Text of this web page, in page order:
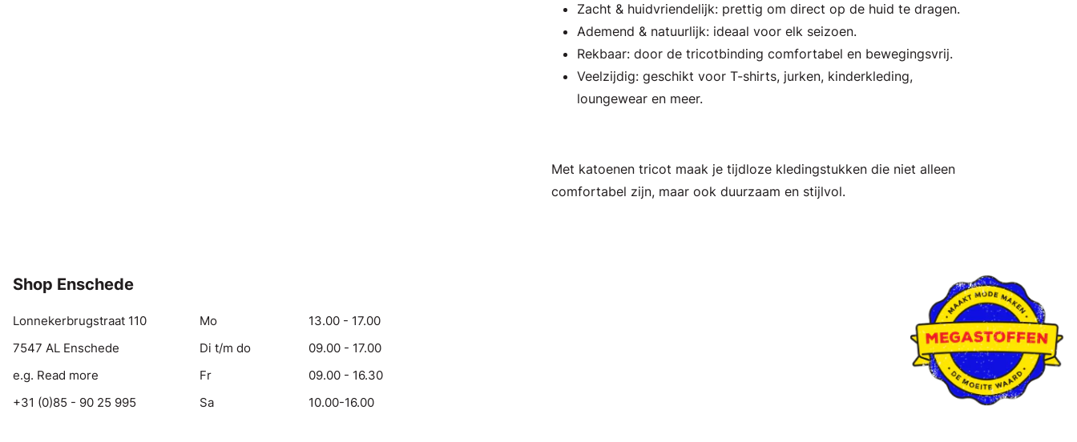
Zacht & huidvriendelijk: prettig om direct op de huid te dragen.
Ademend & natuurlijk: ideaal voor elk seizoen.
Rekbaar: door de tricotbinding comfortabel en bewegingsvrij.
Veelzijdig: geschikt voor T-shirts, jurken, kinderkleding,
loungewear en meer.
Met katoenen tricot maak je tijdloze kledingstukken die niet alleen
comfortabel zijn, maar ook duurzaam en stijlvol.
Shop Enschede
Lonnekerbrugstraat 110
7547 AL Enschede
e.g. Read more
+31 (0)85 - 90 25 995
Mo
13.00 - 17.00
Di t/m do
09.00 - 17.00
Fr
09.00 - 16.30
Sa
10.00-16.00